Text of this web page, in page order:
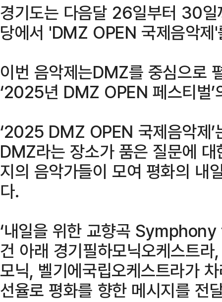
경기도는 다음달 26일부터 30일
당에서 'DMZ OPEN 국제음악
이번 음악제는DMZ를 중심으로
‘2025년 DMZ OPEN 페스티벌’
‘2025 DMZ OPEN 국제음악제
DMZ라는 장소가 품은 질문에
지의 음악가들이 모여 평화의 내
다.
‘내일을 위한 교향곡
건 아래 경기필하모닉오케스트
모닉, 벨기에국립오케스트라가
선율로 평화를 향한 메시지를 전